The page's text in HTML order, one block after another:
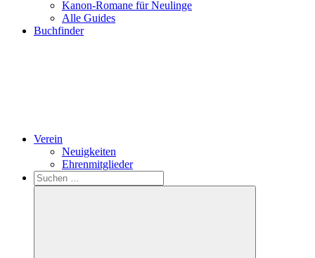
Kanon-Romane für Neulinge
Alle Guides
Buchfinder
Verein
Neuigkeiten
Ehrenmitglieder
Search
Suchen
nach: